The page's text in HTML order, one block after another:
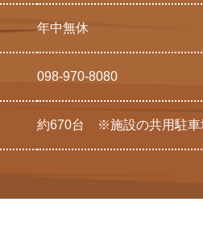
年中無休
098-970-8080
約670台 ※施設の共用駐車